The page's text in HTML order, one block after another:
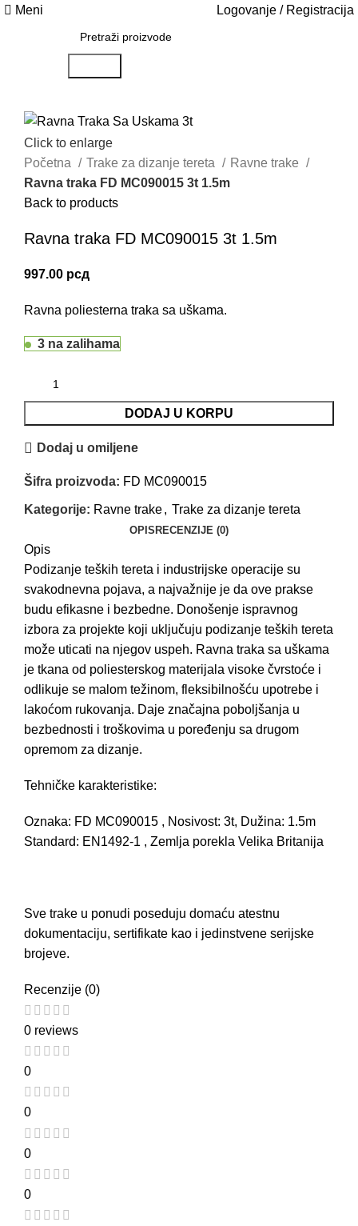
Meni Logovanje / Registracija
Click to enlarge
Početna
Trake za dizanje tereta
Ravne trake
Ravna traka FD MC090015 3t 1.5m
Back to products
Ravna traka FD MC090015 3t 1.5m
997.00 рсд
Ravna poliesterna traka sa uškama.
3 na zalihama
DODAJ U KORPU
Dodaj u omiljene
Šifra proizvoda: FD MC090015
Kategorije: Ravne trake, Trake za dizanje tereta
OPISRECENZIJE (0)
Opis
Podizanje teških tereta i industrijske operacije su
svakodnevna pojava, a najvažnije je da ove prakse
budu efikasne i bezbedne. Donošenje ispravnog
izbora za projekte koji uključuju podizanje teških tereta
može uticati na njegov uspeh. Ravna traka sa uškama
je tkana od poliesterskog materijala visoke čvrstoće i
odlikuje se malom težinom, fleksibilnošću upotrebe i
lakoćom rukovanja. Daje značajna poboljšanja u
bezbednosti i troškovima u poređenju sa drugom
opremom za dizanje.
Tehničke karakteristike:
Oznaka: FD MC090015 , Nosivost: 3t, Dužina: 1.5m
Standard: EN1492-1 , Zemlja porekla Velika Britanija
Sve trake u ponudi poseduju domaću atestnu
dokumentaciju, sertifikate kao i jedinstvene serijske
brojeve.
Recenzije (0)
0 reviews
0
0
0
0